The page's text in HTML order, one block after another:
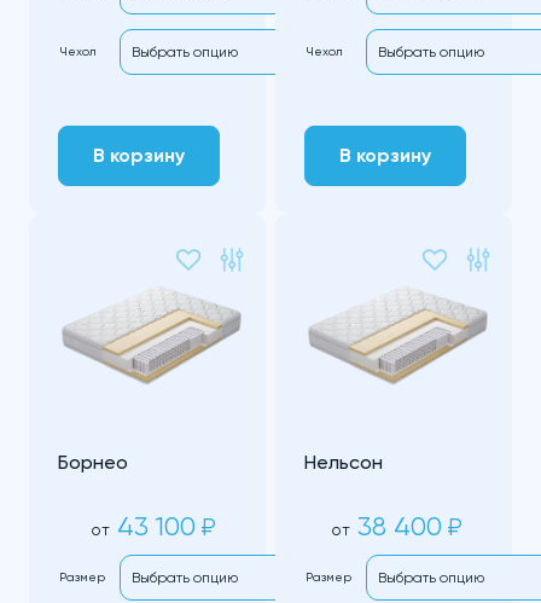
Чехол
В корзину
Чехол
В корзину
Борнео
от 43 100 ₽
Размер
Нельсон
от 38 400 ₽
Размер